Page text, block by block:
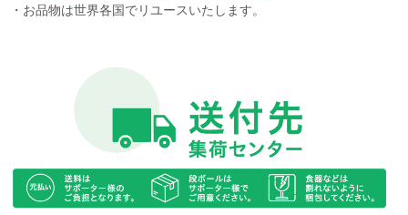
・お品物は世界各国でリユースいたします。